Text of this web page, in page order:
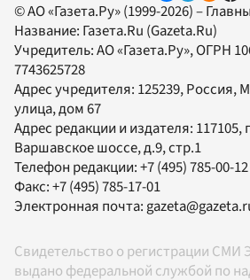
© АО «Газета.Ру» (1999-2026) –
Название: Газета.Ru (Gazeta.Ru)
Учредитель:АО «Газета.Ру», ОГРН
7743625728
Адрес учредителя: 125239, Россия,
улица, дом 67
Адрес редакции и издателя: 117105,
Варшавское шоссе, д.9, стр.1
Телефон редакции:+7 (495) 785-00-12
Факс:+7 (495) 785-17-01
Электронная почта:
Свидетельство о регистрации СМИ
выдано федеральной службой по